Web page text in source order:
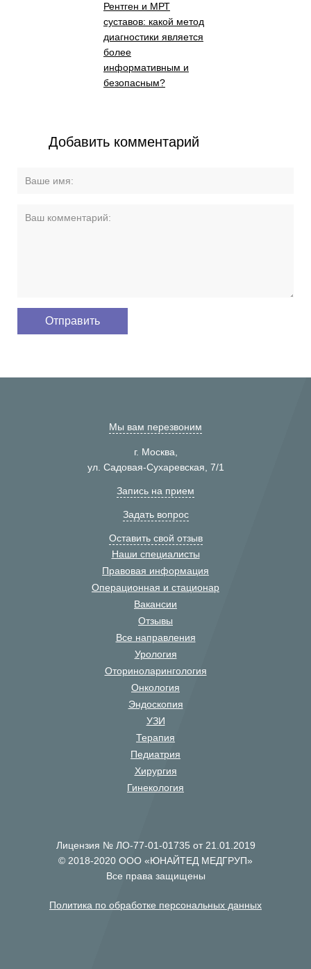
Рентген и МРТ
суставов: какой метод
диагностики является
более
информативным и
безопасным?
Добавить комментарий
Мы вам перезвоним
г. Москва,
ул. Садовая-Сухаревская, 7/1
Запись на прием
Задать вопрос
Оставить свой отзыв
Наши специалисты
Правовая информация
Операционная и стационар
Вакансии
Отзывы
Все направления
Урология
Оториноларингология
Онкология
Эндоскопия
УЗИ
Терапия
Педиатрия
Хирургия
Гинекология
Лицензия № ЛО-77-01-01735 от 21.01.2019
© 2018-2020 ООО «ЮНАЙТЕД МЕДГРУП»
Все права защищены
Политика по обработке персональных данных